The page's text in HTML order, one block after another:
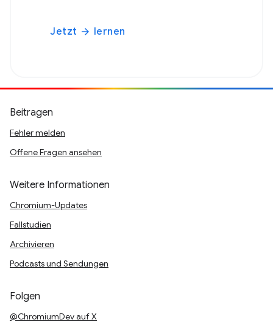
Jetzt arrow_forward lernen
Beitragen
Fehler melden
Offene Fragen ansehen
Weitere Informationen
Chromium-Updates
Fallstudien
Archivieren
Podcasts und Sendungen
Folgen
@ChromiumDev auf X